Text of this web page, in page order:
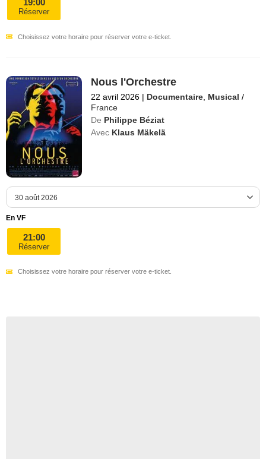
19:00
Réserver
Choisissez votre horaire pour réserver votre e-ticket.
Nous l'Orchestre
22 avril 2026 | Documentaire Musical /
France
De Philippe Béziat
Avec Klaus Mäkelä
En VF
21:00
Réserver
Choisissez votre horaire pour réserver votre e-ticket.